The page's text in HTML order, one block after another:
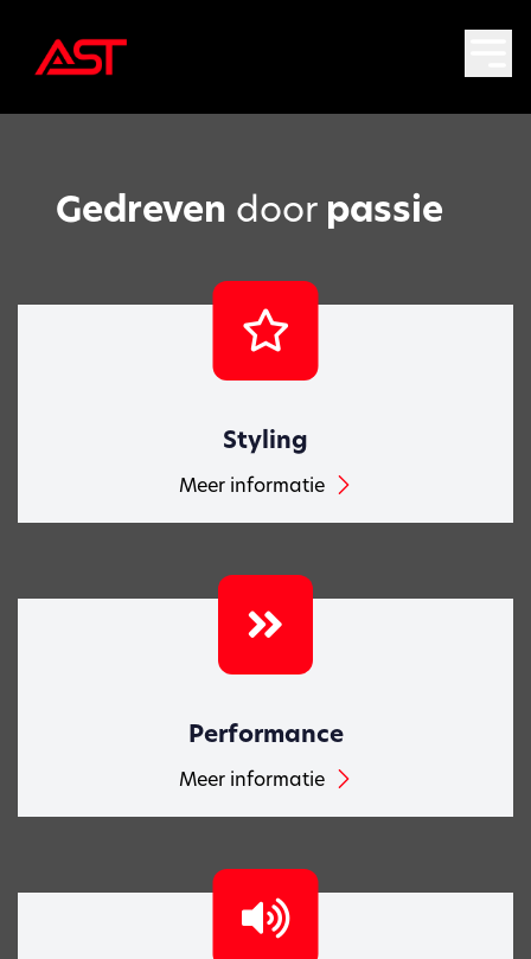
Gedreven door passie
Styling
Meer informatie
Performance
Meer informatie